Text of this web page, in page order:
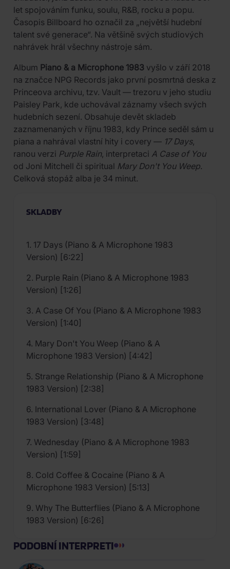
let spojováním funku, soulu, R&B, rocku a popu.
Časopis Billboard ho označil za „největší hudební
talent své generace“. Na většině svých studiových
nahrávek hrál všechny nástroje sám.
Album Piano & a Microphone 1983 vyšlo v září 2018
na značce NPG Records jako první posmrtná deska z
Princeova archivu, tzv. Vault — trezoru v jeho studiu
Paisley Park, kde uchovával záznamy všech svých
hudebních sezení. Obsahuje devět skladeb
zaznamenaných v říjnu 1983, kdy Prince seděl sám u
piana a nahrával vlastní hity i covery — 17 Days,
ranou verzi Purple Rain, interpretaci A Case of You
od Joni Mitchell či spiritual Mary Don't You Weep.
Celková stopáž alba je 34 minut.
SKLADBY
1. 17 Days (Piano & A Microphone 1983
Version) [6:22]
2. Purple Rain (Piano & A Microphone 1983
Version) [1:26]
3. A Case Of You (Piano & A Microphone 1983
Version) [1:40]
4. Mary Don't You Weep (Piano & A
Microphone 1983 Version) [4:42]
5. Strange Relationship (Piano & A Microphone
1983 Version) [2:38]
6. International Lover (Piano & A Microphone
1983 Version) [3:48]
7. Wednesday (Piano & A Microphone 1983
Version) [1:59]
8. Cold Coffee & Cocaine (Piano & A
Microphone 1983 Version) [5:13]
9. Why The Butterflies (Piano & A Microphone
1983 Version) [6:26]
PODOBNÍ INTERPRETI